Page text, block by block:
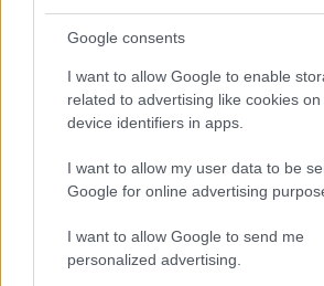
Google consents
I want to allow Google to enable
related to advertising like cookies
device identifiers in apps.
I want to allow my user data to be
Google for online advertising
I want to allow Google to send me
personalized advertising.
TOVÁBB OLVASOM
Magyarország csokigyár, gyerekek,
szállító busz, közel száz érintett